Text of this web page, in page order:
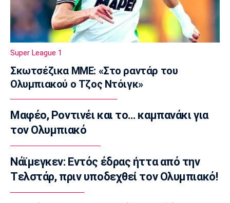
Ιωνικός: Ενισχύθηκε με τον Παγώνη
Εθνικές Μπάσκετ
Σκούμα: «Είμαστε ενωμένες και
προετοιμασμένες»
13:35
Super League 1
Ηλιόπουλος σε Πήλιο: «Υπήρχαν άνθρωποι
που σε αμφισβήτησαν» (vid)
13:20
Super League 2
ΑΕΛ: Πήρε τον Τσιγγάρα
13:05
Super League 1
Σκωτσέζικα ΜΜΕ: «Στο ραντάρ του
Ολυμπιακού ο Τζος Ντόιγκ»
Μαφέο, Ροντινέι και το… καμπανάκι για
τον Ολυμπιακό
Νάϊμεγκεν: Εντός έδρας ήττα από την
Tελστάρ, πριν υποδεχθεί τον Ολυμπιακό!